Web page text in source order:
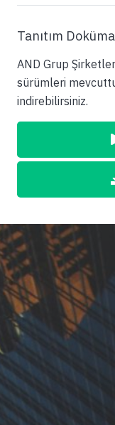
Tanıtım
AND Grup
sürümleri
indirebilirsiniz.